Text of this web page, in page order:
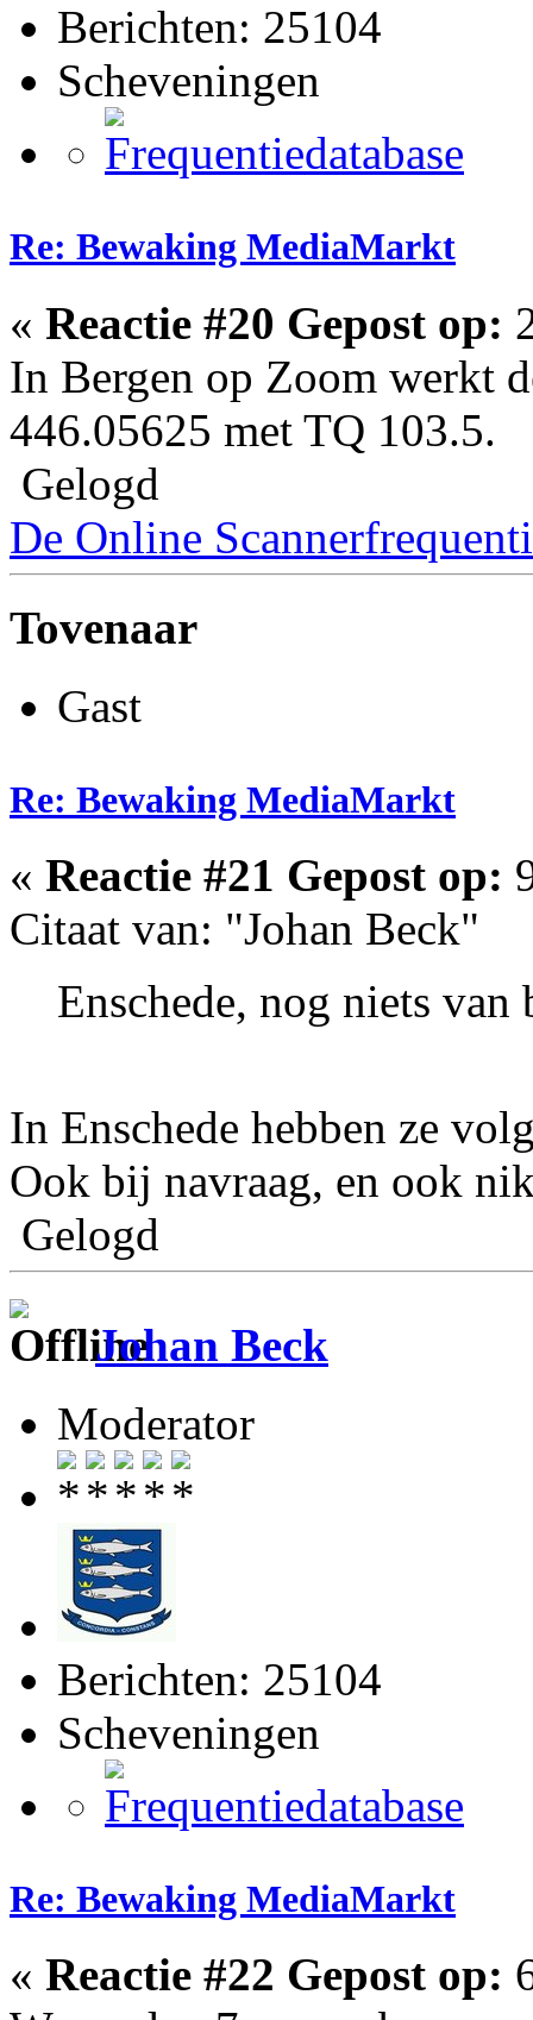
Berichten: 25104
Scheveningen
Re: Bewaking MediaMarkt
« Reactie #20 Gepost op:
In Bergen op Zoom werkt
446.05625 met TQ 103.5.
Gelogd
De Online
Tovenaar
Gast
Re: Bewaking MediaMarkt
« Reactie #21 Gepost op:
Citaat van: "Johan Beck"
Enschede, nog niets van
In Enschede hebben ze
Ook bij navraag, en ook
Gelogd
Johan Beck
Moderator
Berichten: 25104
Scheveningen
Re: Bewaking MediaMarkt
« Reactie #22 Gepost op: